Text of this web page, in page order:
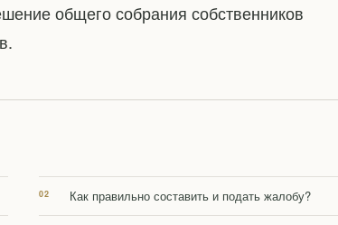
общего собрания собственников
Как правильно составить и подать жалобу?